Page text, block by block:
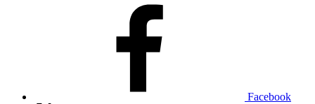
Facebook